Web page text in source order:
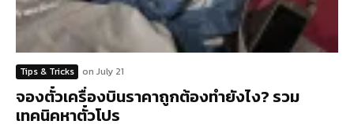
Tips & Tricks on July 21
จองตั๋วเครื่องบินราคาถูกต้องทำยังไง? รวม
เทคนิคหาตั๋วโปร